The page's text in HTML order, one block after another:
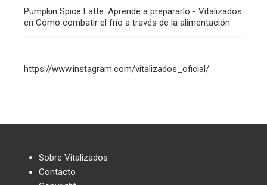
Pumpkin Spice Latte. Aprende a prepararlo - Vitalizados
en Cómo combatir el frío a través de la alimentación
https://www.instagram.com/vitalizados_oficial/
Sobre Vitalizados
Contacto